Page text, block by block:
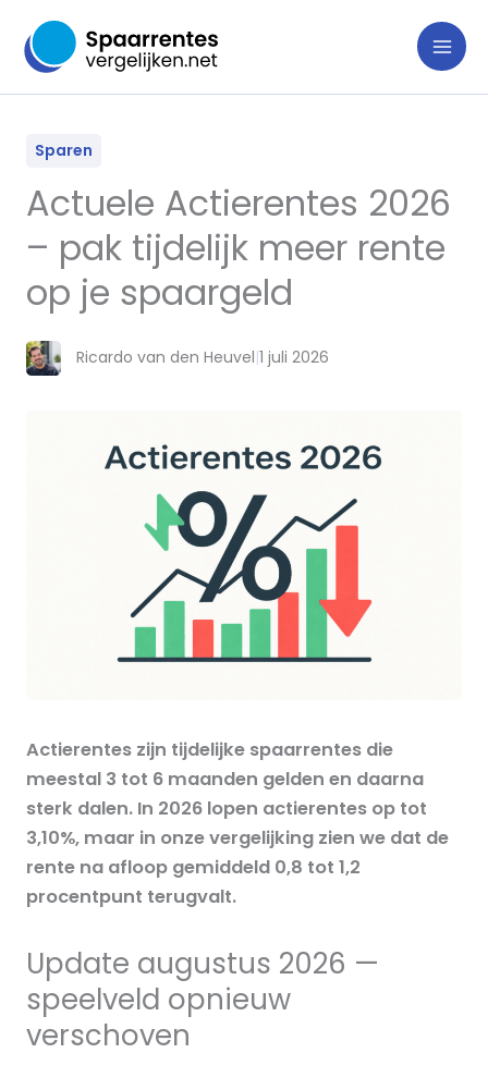
naar
inhoud
Sparen
Actuele Actierentes 2026
– pak tijdelijk meer rente
op je spaargeld
Ricardo van den Heuvel|1 juli 2026
Actierentes zijn tijdelijke spaarrentes die
meestal 3 tot 6 maanden gelden en daarna
sterk dalen. In 2026 lopen actierentes op tot
3,10%, maar in onze vergelijking zien we dat de
rente na afloop gemiddeld 0,8 tot 1,2
procentpunt terugvalt.
Update augustus 2026 —
speelveld opnieuw
verschoven